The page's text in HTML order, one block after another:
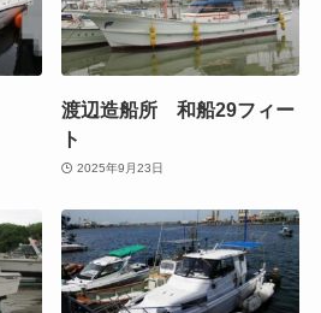
渡辺造船所 和船29フィー
ト
2025年9月23日